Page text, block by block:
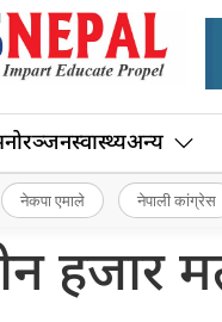
स्वास्थ्यअन्य
नेकपा एमाले नेपाली कांग्रेस
हजार